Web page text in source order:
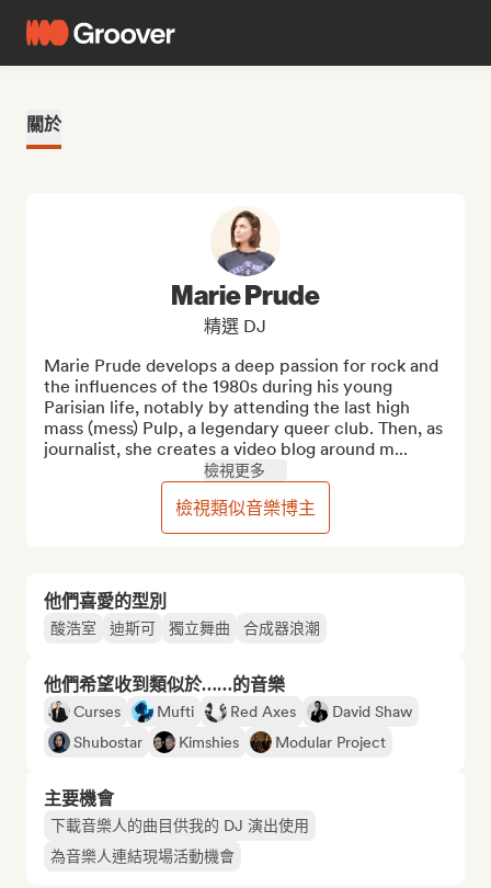
關於
他們喜愛的型別
酸浩室 迪斯可 獨立舞曲 合成器浪潮
他們希望收到類似於……的音樂
Curses Mufti Red Axes
David Shaw
Shubostar
Kimshies Modular Project
主要機會
下載音樂人的曲目供我的 DJ 演出使用
為音樂人連結現場活動機會
Marie Prude
精選 DJ
Marie Prude develops a deep passion for rock and
the influences of the 1980s during his young
Parisian life, notably by attending the last high
mass (mess) Pulp, a legendary queer club. Then, as
journalist, she creates a video blog around m...
檢視更多
檢視類似音樂博主